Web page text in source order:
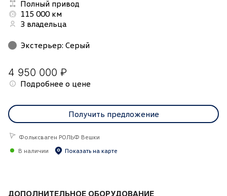
ДОПОЛНИТЕЛЬНОЕ ОБОРУДОВАНИЕ
Полный привод
115 000 км
3 владельца
Экстерьер: Серый
4 950 000 ₽
Подробнее о цене
Получить предложение
Фольксваген РОЛЬФ Вешки
В наличии
Показать на карте